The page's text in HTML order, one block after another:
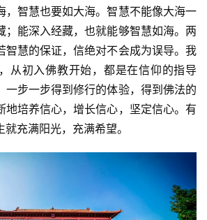
，智慧也要如大海。智慧不能像大海一
；能深入经藏，也就能够智慧如海。两
智慧的保证，信绝对不会成为误导。我
从初入佛教开始，都是在信仰的指导
一步一步得到修行的体验，得到佛法的
地培养信心，增长信心，坚定信心。有
充满阳光，充满希望。